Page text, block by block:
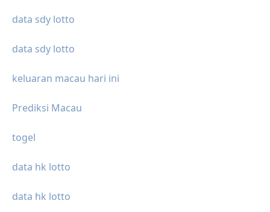
data sdy lotto
data sdy lotto
keluaran macau hari ini
Prediksi Macau
togel
data hk lotto
data hk lotto